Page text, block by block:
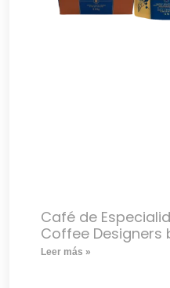
Café de
Coffee Designers
Leer más »